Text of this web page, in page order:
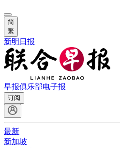
简
繁
新明日报
早报俱乐部电子报
订阅
最新
新加坡